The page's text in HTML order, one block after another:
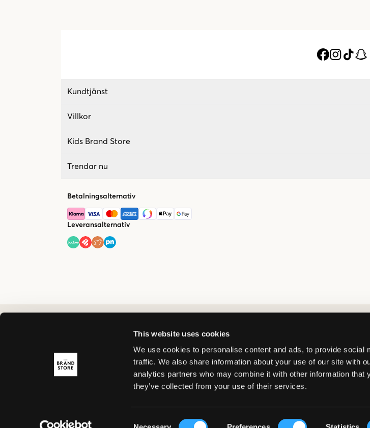
This website uses cookies
We use cookies to personalise content and ads, to provide social
traffic. We also share information about your use of our site with
analytics partners who may combine it with other information that
they’ve collected from your use of their services.
Kundtjänst
Villkor
Kids Brand Store
Trendar nu
Betalningsalternativ
Leveransalternativ
© Copyright 2026 Kids